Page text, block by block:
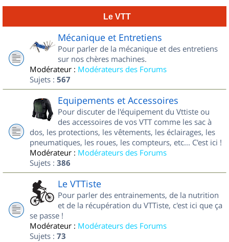
Le VTT
Mécanique et Entretiens
Pour parler de la mécanique et des entretiens
sur nos chères machines.
Modérateur : Modérateurs des Forums
Sujets : 567
Equipements et Accessoires
Pour discuter de l'équipement du Vttiste ou
des accessoires de vos VTT comme les sac à
dos, les protections, les vêtements, les éclairages, les
pneumatiques, les roues, les compteurs, etc... C'est ici !
Modérateur : Modérateurs des Forums
Sujets : 386
Le VTTiste
Pour parler des entrainements, de la nutrition
et de la récupération du VTTiste, c'est ici que ça
se passe !
Modérateur : Modérateurs des Forums
Sujets : 73